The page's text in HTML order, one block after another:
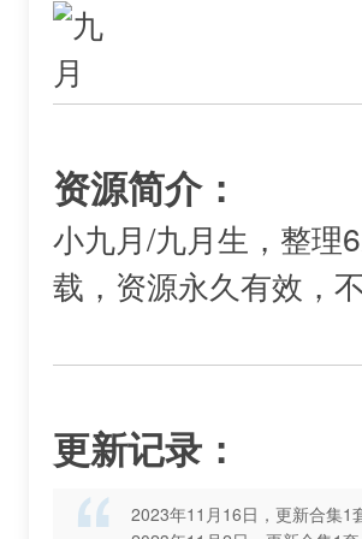
资源简介：
小九月/九月生，整理
载，资源永久有效，
更新记录：
2023年11月16日，更新合集1